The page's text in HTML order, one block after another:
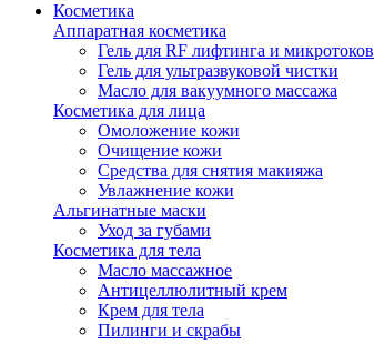
Косметика
Аппаратная косметика
Гель для RF лифтинга и микротоков
Гель для ультразвуковой чистки
Масло для вакуумного массажа
Косметика для лица
Омоложение кожи
Очищение кожи
Средства для снятия макияжа
Увлажнение кожи
Альгинатные маски
Уход за губами
Косметика для тела
Масло массажное
Антицеллюлитный крем
Крем для тела
Пилинги и скрабы